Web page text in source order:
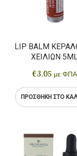
LIP BALM
ΧΕΙΛΙΏΝ
€3.05 με ΦΠΑ
ΠΡΟΣΘΉΚΗ ΣΤΟ